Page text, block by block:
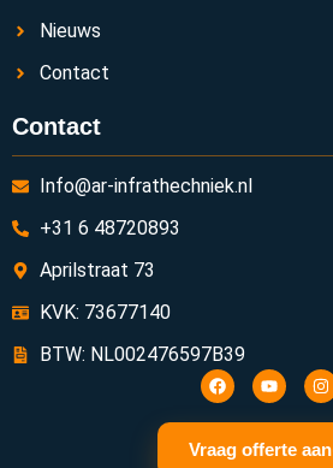
Nieuws
Contact
Contact
Info@ar-infrathechniek.nl
+31 6 48720893
Aprilstraat 73
KVK: 73677140
BTW: NL002476597B39
Vraag offerte aan